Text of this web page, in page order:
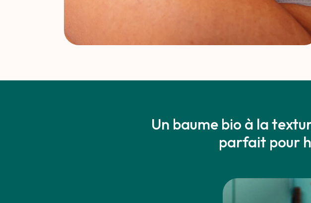
Un baume bio à la
parfait pour